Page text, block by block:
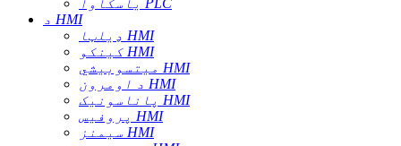
د HMI
ډیلټا HMI
کینکو HMI
میتسوبیشي HMI
د اومرون HMI
پاناسونیک HMI
پروفیس HMI
سیمنز HMI